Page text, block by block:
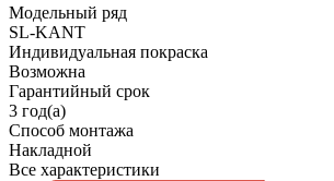
Модельный ряд
SL-KANT
Индивидуальная покраска
Возможна
Гарантийный срок
3 год(а)
Способ монтажа
Накладной
Все характеристики